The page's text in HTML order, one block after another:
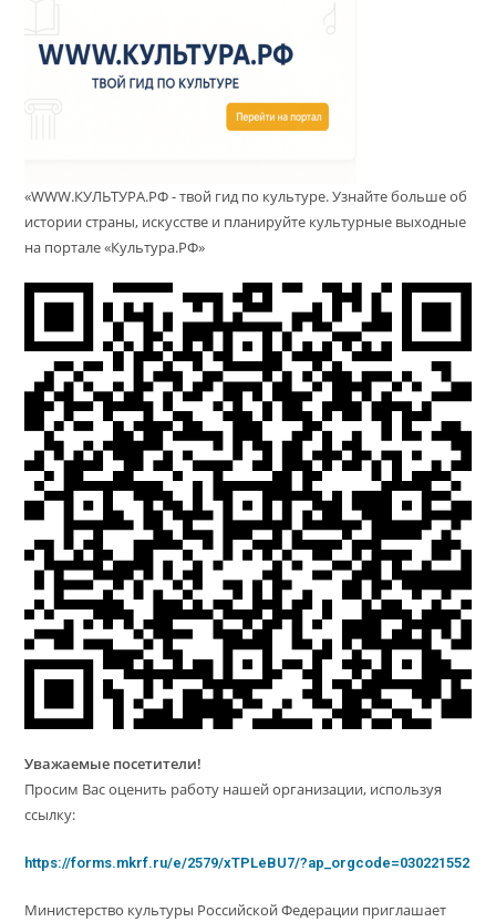
«WWW.КУЛЬТУРА.РФ - твой гид по культуре. Узнайте больше об
истории страны, искусстве и планируйте культурные выходные
на портале «Культура.РФ»
Уважаемые посетители!
Просим Вас оценить работу нашей организации, используя
ссылку:
https://forms.mkrf.ru/e/2579/xTPLeBU7/?ap_orgcode=030221552
Министерство культуры Российской Федерации приглашает